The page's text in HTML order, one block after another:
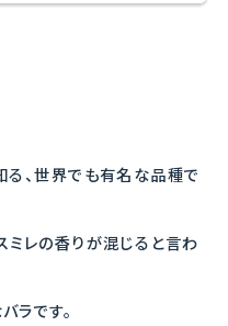
る、世界でも有名な品種で
ミレの香りが混じると言わ
ラです。